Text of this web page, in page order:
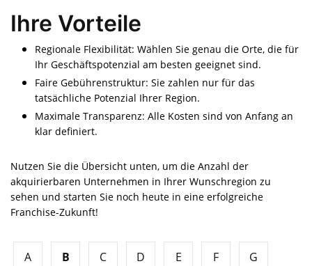
Ihre Vorteile
Regionale Flexibilität: Wählen Sie genau die Orte, die für
Ihr Geschäftspotenzial am besten geeignet sind.
Faire Gebührenstruktur: Sie zahlen nur für das
tatsächliche Potenzial Ihrer Region.
Maximale Transparenz: Alle Kosten sind von Anfang an
klar definiert.
Nutzen Sie die Übersicht unten, um die Anzahl der
akquirierbaren Unternehmen in Ihrer Wunschregion zu
sehen und starten Sie noch heute in eine erfolgreiche
Franchise-Zukunft!
A B C D E F G